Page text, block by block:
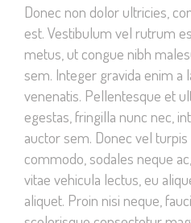
Donec non dolor ultricies,
est. Vestibulum vel rutrum
metus, ut congue nibh
sem. Integer gravida enim a
venenatis. Pellentesque et
egestas, fringilla nunc nec,
auctor sem. Donec vel
commodo, sodales neque
vitae vehicula lectus, eu
aliquet. Proin nisi neque,